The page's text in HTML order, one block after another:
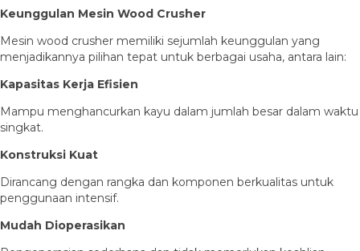
Keunggulan Mesin Wood Crusher
Mesin wood crusher memiliki sejumlah keunggulan yang
menjadikannya pilihan tepat untuk berbagai usaha, antara lain:
Kapasitas Kerja Efisien
Mampu menghancurkan kayu dalam jumlah besar dalam waktu
singkat.
Konstruksi Kuat
Dirancang dengan rangka dan komponen berkualitas untuk
penggunaan intensif.
Mudah Dioperasikan